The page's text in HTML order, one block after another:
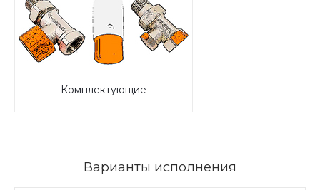
Комплектующие
Варианты исполнения